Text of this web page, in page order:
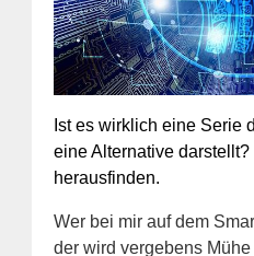
Ist es wirklich eine Serie
eine Alternative
herausfinden.
Wer bei mir auf dem
der wird vergebens